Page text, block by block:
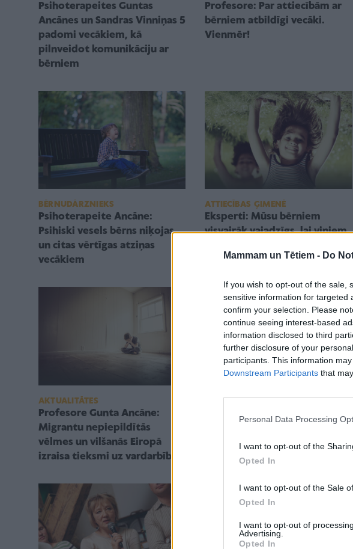
Mammam un Tētiem - Do
If you wish to opt-out of the sale,
sensitive information for targeted
confirm your selection. Please
continue seeing interest-based
information disclosed to third
further disclosure of your
participants. This information
Downstream Participants that
Personal Data Processing
I want to opt-out of the
Opted In
I want to opt-out of the Sale
Opted In
I want to opt-out of
Advertising.
Opted In
Psihoterapeites Guntas
Ancānes un Sandras Vinniņas 5
padomi vecākiem, kā
pilnveidot komunikāciju ar
bērniem
Profesore: Par attiecībām ar
bērniem atbildīgi vecāki.
Vienmēr!
BĒRNUDĀRZNIEKS
Psihoterapeite Ancāne:
Psihiski vesels bērns niķojas,
un citas vērtīgas atziņas
vecākiem
ATTIECĪBAS ĢIMENĒ
Eksperti: Mūsu bērniem
visvairāk vajadzīgs, lai viņiem
AKTUALITĀTES
Profesore Gunta Ancāne:
Migrantu nepiepildītās
vēlmes un vilšanās Eiropā
izraisa tieksmi uz vardarbību
ATTIECĪBAS ĢIMENĒ
veiksmīgu un brīvu cilvēku?
Stāsta profesore Gunta
Ancāne